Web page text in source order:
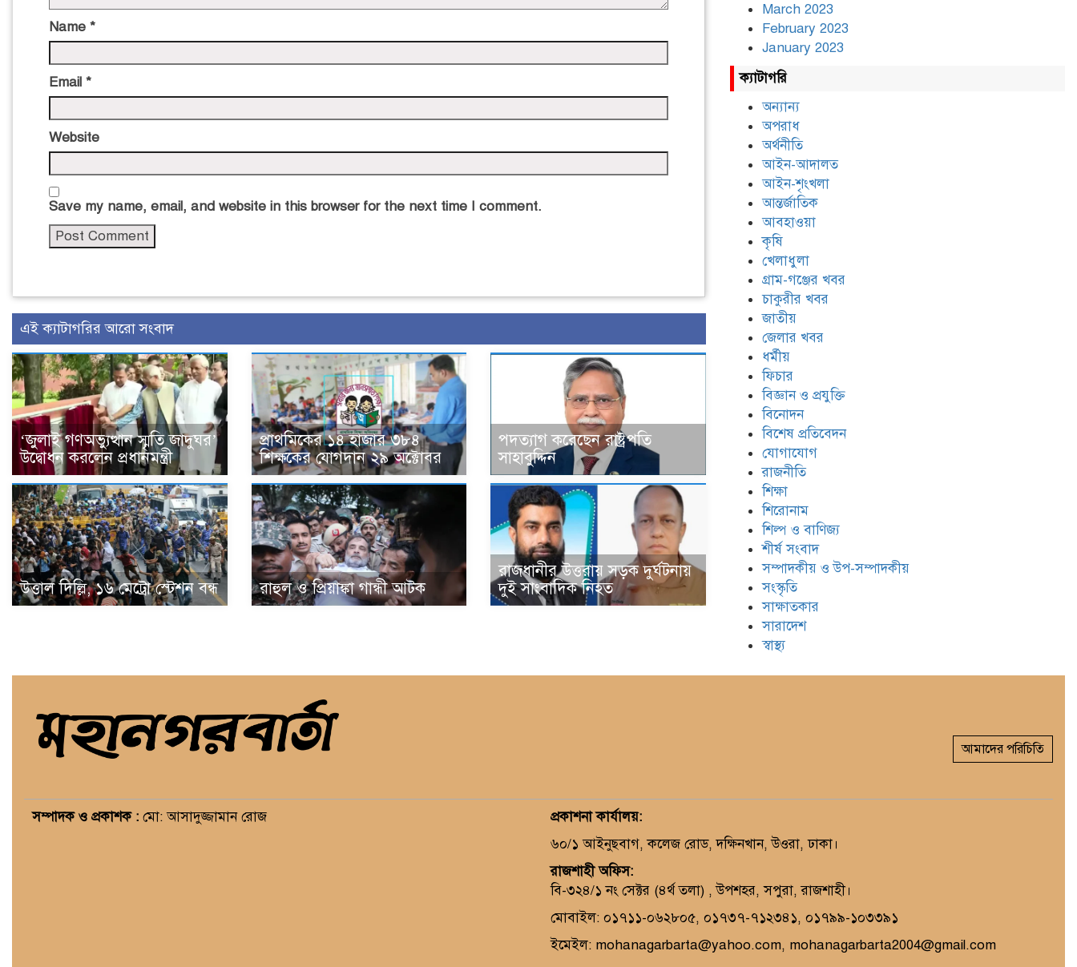
Name *
Email *
Website
Save my name, email, and website in this browser for the next time I comment.
এই ক্যাটাগরির আরো সংবাদ
‘জুলাই গণঅভ্যুত্থান স্মৃতি জাদুঘর’
উদ্বোধন করলেন প্রধানমন্ত্রী
প্রাথমিকের ১৪ হাজার ৩৮৪
শিক্ষকের যোগদান ২৯ অক্টোবর
পদত্যাগ করেছেন রাষ্ট্রপতি
সাহাবুদ্দিন
উত্তাল দিল্লি, ১৬ মেট্রো স্টেশন বন্ধ রাহুল ও প্রিয়াঙ্কা গান্ধী আটক
রাজধানীর উত্তরায় সড়ক দুর্ঘটনায়
দুই সাংবাদিক নিহত
March 2023
February 2023
January 2023
ক্যাটাগরি
অন্যান্য
অপরাধ
অর্থনীতি
আইন-আদালত
আইন-শৃংখলা
আন্তর্জাতিক
আবহাওয়া
কৃষি
খেলাধুলা
গ্রাম-গঞ্জের খবর
চাকুরীর খবর
জাতীয়
জেলার খবর
ধর্মীয়
ফিচার
বিজ্ঞান ও প্রযুক্তি
বিনোদন
বিশেষ প্রতিবেদন
যোগাযোগ
রাজনীতি
শিক্ষা
শিরোনাম
শিল্প ও বাণিজ্য
শীর্ষ সংবাদ
সম্পাদকীয় ও উপ-সম্পাদকীয়
সংস্কৃতি
সাক্ষাতকার
সারাদেশ
স্বাস্থ্য
আমাদের পরিচিতি
সম্পাদক ও প্রকাশক : মো: আসাদুজ্জামান রোজ প্রকাশনা কার্যালয়:
৬০/১ আইনুছবাগ, কলেজ রোড, দক্ষিনখান, উওরা, ঢাকা।
রাজশাহী অফিস:
বি-৩২৪/১ নং সেক্টর (৪র্থ তলা) , উপশহর, সপুরা, রাজশাহী।
মোবাইল: ০১৭১১-০৬২৮০৫, ০১৭৩৭-৭১২৩৪১, ০১৭৯৯-১০৩৩৯১
ইমেইল: mohanagarbarta@yahoo.com, mohanagarbarta2004@gmail.com